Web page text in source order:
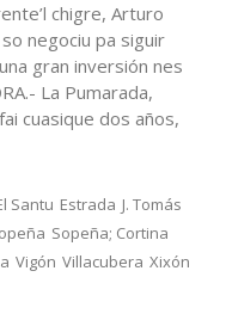
chigre, Arturo
negociu pa siguir
gran inversión nes
La Pumarada,
cuasique dos años,
Santu Estrada J. Tomás
Sopeña; Cortina
Vigón Villacubera Xixón